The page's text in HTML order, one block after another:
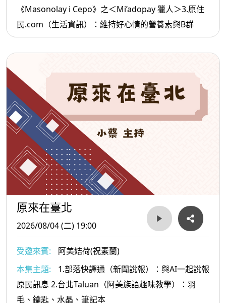
《Masonolay i Cepo》之＜Mi’adopay 獵人＞3.原住
民.com（生活資訊）：維持好心情的營養素與B群
原來在臺北
2026/08/04 (二) 19:00
受邀來賓:
阿美姞荷(祝素蘭)
本集主題:
1.部落快譯通（新聞說報）：與AI一起說報
原民訊息 2.台北Taluan（阿美族語趣味教學）：羽
毛、鑰匙、水晶、筆記本